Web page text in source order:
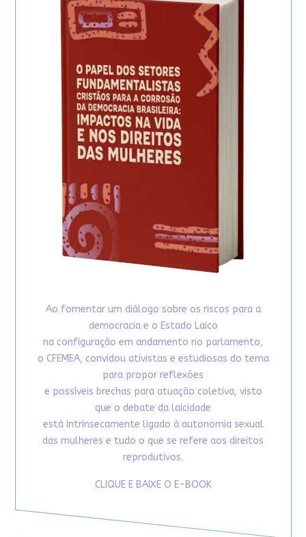
Ao fomentar um diálogo sobre os riscos para a
democracia e o Estado Laico
na configuração em andamento no parlamento,
o CFEMEA, convidou ativistas e estudiosas do tema
para propor reflexões
e possíveis brechas para atuação coletiva, visto
que o debate da laicidade
está intrinsecamente ligado à autonomia sexual
das mulheres e tudo o que se refere aos direitos
reprodutivos.
CLIQUE E BAIXE O E-BOOK